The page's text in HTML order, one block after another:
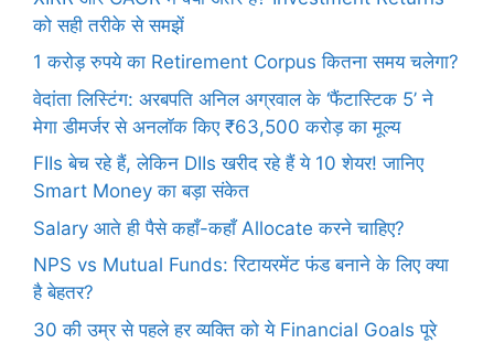
को सही तरीके से समझें
1 करोड़ रुपये का Retirement Corpus कितना समय चलेगा?
वेदांता लिस्टिंग: अरबपति अनिल अग्रवाल के ‘फैंटास्टिक 5’ ने
मेगा डीमर्जर से अनलॉक किए ₹63,500 करोड़ का मूल्य
FIIs बेच रहे हैं, लेकिन DIIs खरीद रहे हैं ये 10 शेयर! जानिए
Smart Money का बड़ा संकेत
Salary आते ही पैसे कहाँ-कहाँ Allocate करने चाहिए?
NPS vs Mutual Funds: रिटायरमेंट फंड बनाने के लिए क्या
है बेहतर?
30 की उम्र से पहले हर व्यक्ति को ये Financial Goals पूरे